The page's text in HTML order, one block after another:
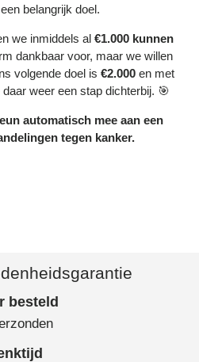
belangrijk doel.
we inmiddels al €1.000 kunnen
dankbaar voor, maar we willen
volgende doel is €2.000 en met
weer een stap dichterbij. 🎯
automatisch mee aan een
tegen kanker.
besteld